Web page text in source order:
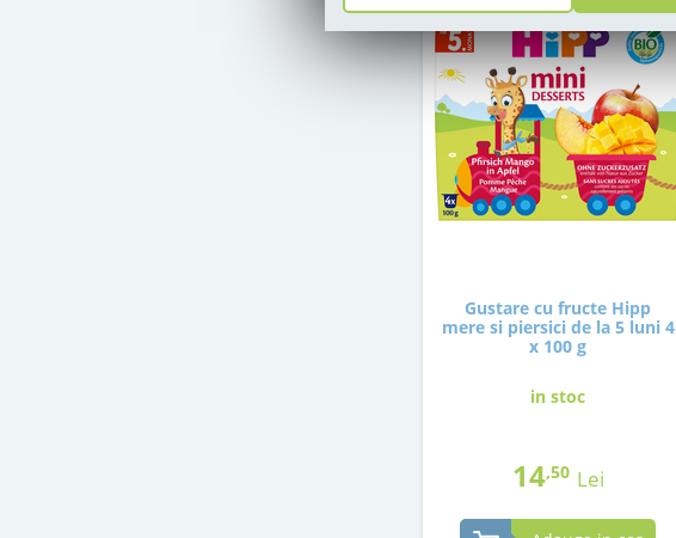
Gustare cu fructe Hipp
mere si piersici de la 5 luni 4
x 100 g
in stoc
14,50 Lei